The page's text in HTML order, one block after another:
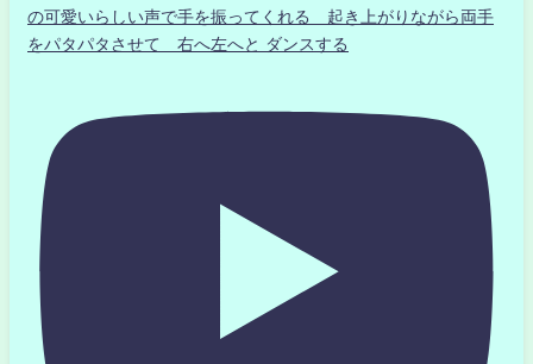
の可愛いらしい声で手を振ってくれる 起き上がりながら両手
をパタパタさせて 右へ左へと ダンスする